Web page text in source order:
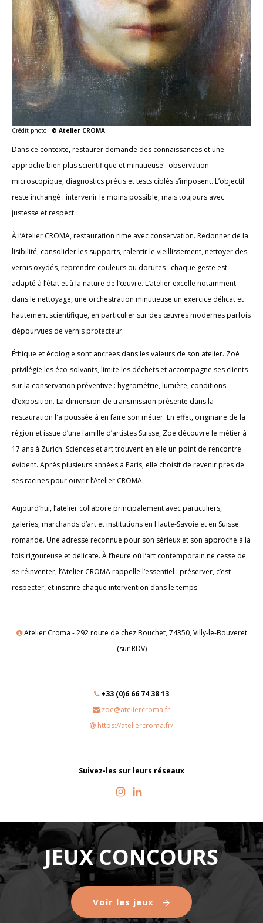
Crédit photo : © Atelier CROMA
Dans ce contexte, restaurer demande des connaissances et une
approche bien plus scientifique et minutieuse : observation
microscopique, diagnostics précis et tests ciblés s’imposent. L’objectif
reste inchangé : intervenir le moins possible, mais toujours avec
justesse et respect.
À l’Atelier CROMA, restauration rime avec conservation. Redonner de la
lisibilité, consolider les supports, ralentir le vieillissement, nettoyer des
vernis oxydés, reprendre couleurs ou dorures : chaque geste est
adapté à l’état et à la nature de l’œuvre. L’atelier excelle notamment
dans le nettoyage, une orchestration minutieuse un exercice délicat et
hautement scientifique, en particulier sur des œuvres modernes parfois
dépourvues de vernis protecteur.
Éthique et écologie sont ancrées dans les valeurs de son atelier. Zoé
privilégie les éco-solvants, limite les déchets et accompagne ses clients
sur la conservation préventive : hygrométrie, lumière, conditions
d’exposition. La dimension de transmission présente dans la
restauration l'a poussée à en faire son métier. En effet, originaire de la
région et issue d’une famille d’artistes Suisse, Zoé découvre le métier à
17 ans à Zurich. Sciences et art trouvent en elle un point de rencontre
évident. Après plusieurs années à Paris, elle choisit de revenir près de
ses racines pour ouvrir l’Atelier CROMA.
Aujourd’hui, l’atelier collabore principalement avec particuliers,
galeries, marchands d’art et institutions en Haute-Savoie et en Suisse
romande. Une adresse reconnue pour son sérieux et son approche à la
fois rigoureuse et délicate. À l’heure où l’art contemporain ne cesse de
se réinventer, l’Atelier CROMA rappelle l’essentiel : préserver, c’est
respecter, et inscrire chaque intervention dans le temps.
Atelier Croma - 292 route de chez Bouchet, 74350, Villy-le-Bouveret
(sur RDV)
+33 (0)6 66 74 38 13
zoe@ateliercroma.fr
https://ateliercroma.fr/
Suivez-les sur leurs réseaux
JEUX CONCOURS
Voir les jeux